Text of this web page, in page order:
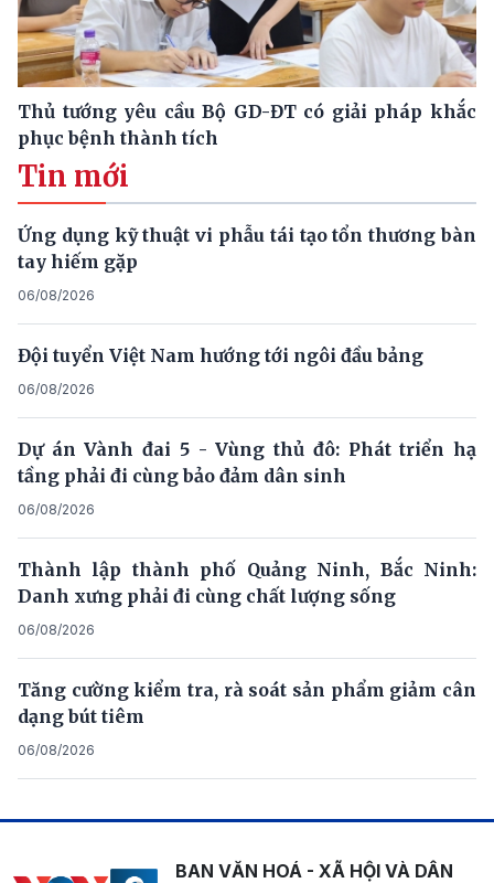
Thủ tướng yêu cầu Bộ GD-ĐT có giải pháp khắc
phục bệnh thành tích
Tin mới
Ứng dụng kỹ thuật vi phẫu tái tạo tổn thương bàn
tay hiếm gặp
06/08/2026
Đội tuyển Việt Nam hướng tới ngôi đầu bảng
06/08/2026
Dự án Vành đai 5 - Vùng thủ đô: Phát triển hạ
tầng phải đi cùng bảo đảm dân sinh
06/08/2026
Thành lập thành phố Quảng Ninh, Bắc Ninh:
Danh xưng phải đi cùng chất lượng sống
06/08/2026
Tăng cường kiểm tra, rà soát sản phẩm giảm cân
dạng bút tiêm
06/08/2026
BAN VĂN HOÁ - XÃ HỘI VÀ DÂN